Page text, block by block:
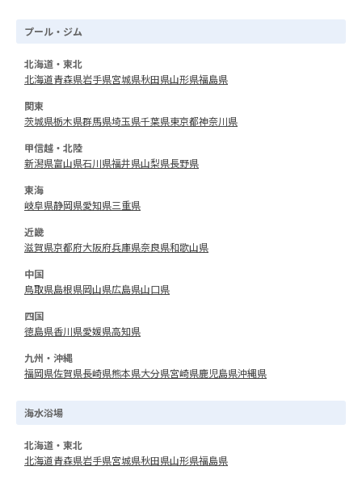
プール・ジム
北海道・東北
北海道青森県岩手県宮城県秋田県山形県福島県
関東
茨城県栃木県群馬県埼玉県千葉県東京都神奈川県
甲信越・北陸
新潟県富山県石川県福井県山梨県長野県
東海
岐阜県静岡県愛知県三重県
近畿
滋賀県京都府大阪府兵庫県奈良県和歌山県
中国
鳥取県島根県岡山県広島県山口県
四国
徳島県香川県愛媛県高知県
九州・沖縄
福岡県佐賀県長崎県熊本県大分県宮崎県鹿児島県沖縄県
海水浴場
北海道・東北
北海道青森県岩手県宮城県秋田県山形県福島県